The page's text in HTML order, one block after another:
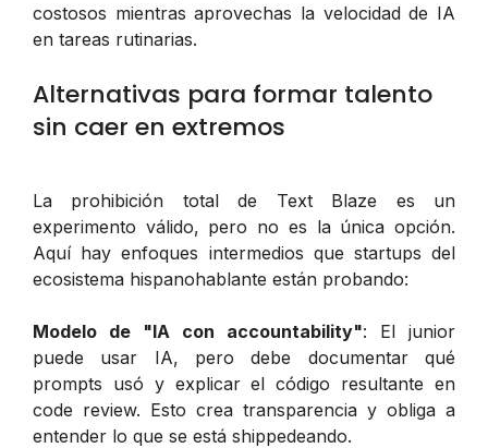
costosos mientras aprovechas la velocidad de IA
en tareas rutinarias.
Alternativas para formar talento
sin caer en extremos
La prohibición total de Text Blaze es un
experimento válido, pero no es la única opción.
Aquí hay enfoques intermedios que startups del
ecosistema hispanohablante están probando:
Modelo de "IA con accountability": El junior
puede usar IA, pero debe documentar qué
prompts usó y explicar el código resultante en
code review. Esto crea transparencia y obliga a
entender lo que se está shippedeando.